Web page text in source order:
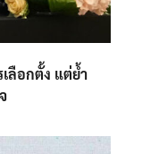
ลือกตั้ง แต่ย้ำ